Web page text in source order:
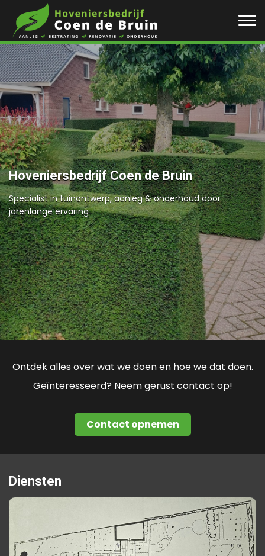
Hoveniersbedrijf Coen de Bruin
Specialist in tuinontwerp, aanleg & onderhoud door
jarenlange ervaring
Ontdek alles over wat we doen en hoe we dat doen.
Geïnteresseerd? Neem gerust contact op!
Contact opnemen
Diensten